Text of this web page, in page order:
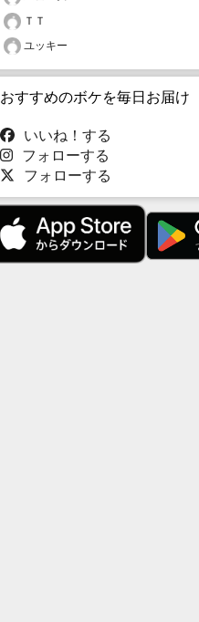
ＴＴ
ユッキー
おすすめのボケを毎日お届け
いいね！する
フォローする
フォローする